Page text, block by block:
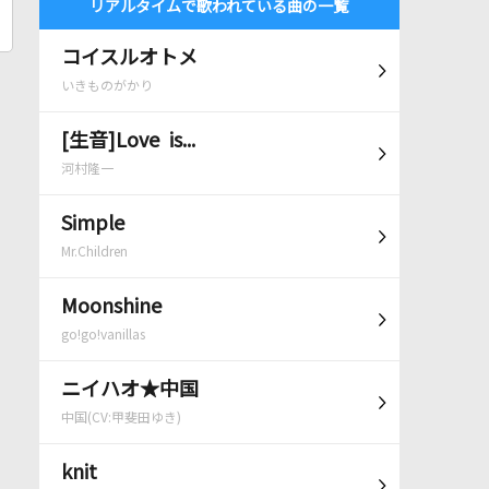
リアルタイムで歌われている曲の一覧
コイスルオトメ
いきものがかり
[生音]Love is...
河村隆一
Simple
Mr.Children
Moonshine
go!go!vanillas
ニイハオ★中国
中国(CV:甲斐田ゆき)
knit